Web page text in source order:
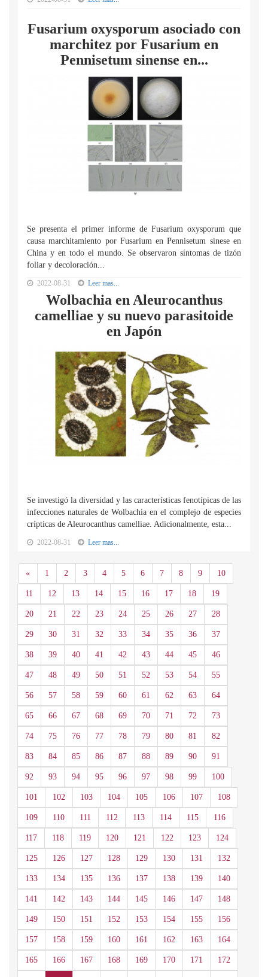
Fusarium oxysporum asociado con
marchitez por Fusarium en
Pennisetum sinense en...
Se presenta el primer informe de Fusarium oxysporum que
causa marchitamiento por Fusarium en Pennisetum sinese en
China y en todo el mundo. Se observaron síntomas de tizón
foliar y decoloración...
2022-08-31 Leer mas...
Wolbachia en Aleurocanthus
camelliae y su nuevo parasitoide
en Japón
Se investigó la diversidad y las características fenotípicas de las
infecciones naturales de Wolbachia en el complejo de especies
crípticas de Aleurocanthus camelliae. Adicionalmente, esta...
2022-08-31 Leer mas...
«Anterior
1 2 3 4 5 6 7 8 9 10
11 12 13 14 15 16 17 18 19
20 21 22 23 24 25 26 27 28
29 30 31 32 33 34 35 36 37
38 39 40 41 42 43 44 45 46
47 48 49 50 51 52 53 54 55
56 57 58 59 60 61 62 63 64
65 66 67 68 69 70 71 72 73
74 75 76 77 78 79 80 81 82
83 84 85 86 87 88 89 90 91
92 93 94 95 96 97 98 99 100
101 102 103 104 105 106 107 108
109 110 111 112 113 114 115 116
117 118 119 120 121 122 123 124
125 126 127 128 129 130 131 132
133 134 135 136 137 138 139 140
141 142 143 144 145 146 147 148
149 150 151 152 153 154 155 156
157 158 159 160 161 162 163 164
165 166 167 168 169 170 171 172